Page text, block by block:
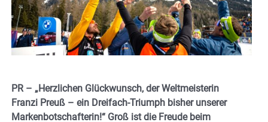
PR – „Herzlichen Glückwunsch, der Weltmeisterin
Franzi Preuß – ein Dreifach-Triumph bisher unserer
Markenbotschafterin!“ Groß ist die Freude beim